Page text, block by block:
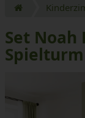
Set
Spielturm